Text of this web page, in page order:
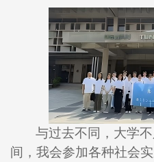
与过去不同，大学
间，我会参加各种社会